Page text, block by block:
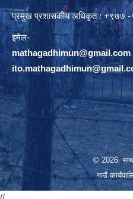
प्रमुख प्रशासकीय अधिकृत :
इमेल-
mathagadhimun@gmail.com,
© 2026
गाउँ